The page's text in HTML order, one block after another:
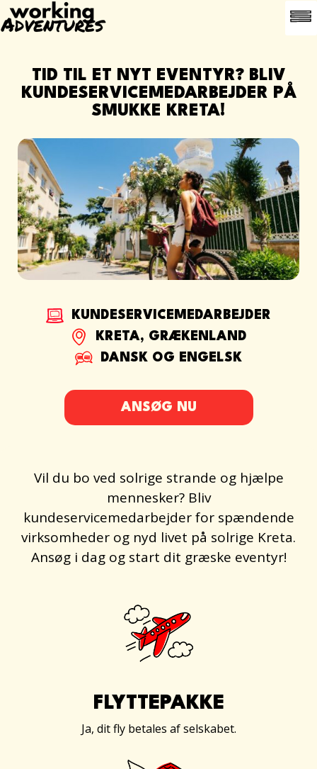
TID TIL ET NYT EVENTYR? BLIV
KUNDESERVICEMEDARBEJDER PÅ
SMUKKE KRETA!
KUNDESERVICEMEDARBEJDER
KRETA, GRÆKENLAND
DANSK OG ENGELSK
ANSØG NU
Vil du bo ved solrige strande og hjælpe
mennesker? Bliv
kundeservicemedarbejder for spændende
virksomheder og nyd livet på solrige Kreta.
Ansøg i dag og start dit græske eventyr!
FLYTTEPAKKE
Ja, dit fly betales af selskabet.